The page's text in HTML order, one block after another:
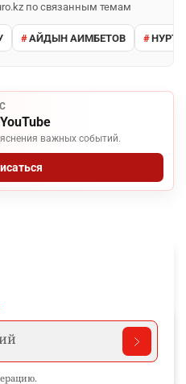
по связанным темам
АЙДЫН АИМБЕТОВ
важных событий.